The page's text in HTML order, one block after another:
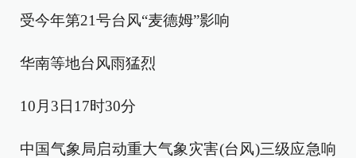
受今年第21号台风“麦德姆”影响
华南等地台风雨猛烈
10月3日17时30分
中国气象局启动重大气象灾害(台风)三级应急响